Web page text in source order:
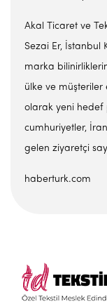
Akal Ticaret ve
Sezai Er, İstanbul
marka
ülke ve
olarak yeni hedef
cumhuriyetler,
gelen ziyaretçi
haberturk.com